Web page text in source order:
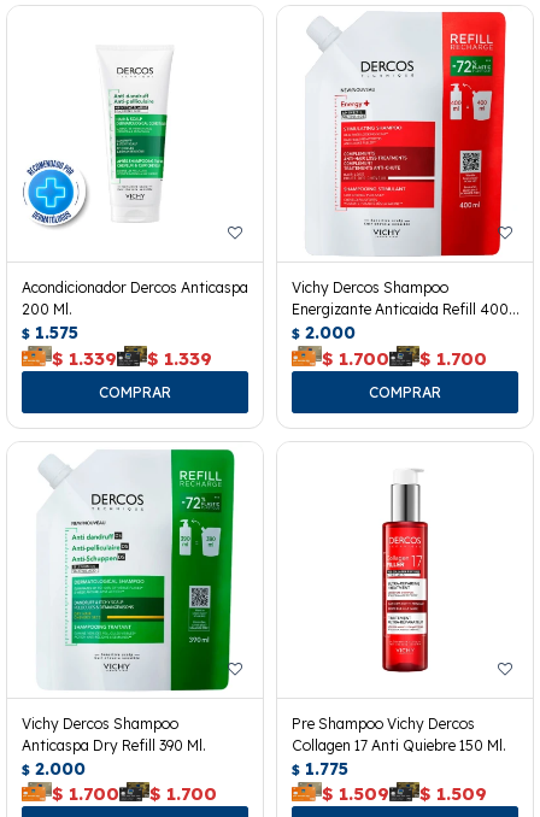
Acondicionador Dercos Anticaspa
200 Ml.
$ 1.575
$ 1.339 $ 1.339
Vichy Dercos Shampoo
Energizante Anticaida Refill 400
Ml.
$ 2.000
$ 1.700 $ 1.700
Vichy Dercos Shampoo
Anticaspa Dry Refill 390 Ml.
$ 2.000
$ 1.700 $ 1.700
Pre Shampoo Vichy Dercos
Collagen 17 Anti Quiebre 150 Ml.
$ 1.775
$ 1.509 $ 1.509